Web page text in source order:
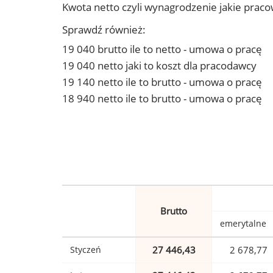
Kwota netto czyli wynagrodzenie jakie
Sprawdź również:
19 040 brutto ile to netto - umowa o pracę
19 040 netto jaki to koszt dla pracodawcy
19 140 netto ile to brutto - umowa o pracę
18 940 netto ile to brutto - umowa o pracę
Brutto
emerytalne
Styczeń 27 446,43 2 678,77